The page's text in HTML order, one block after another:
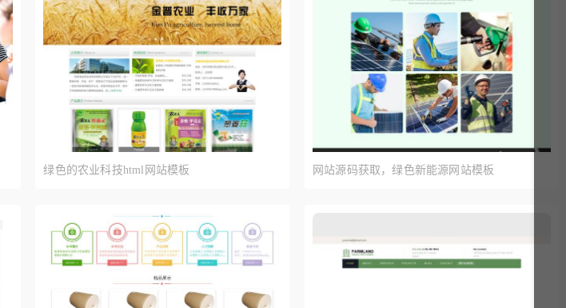
绿色的农业科技html网站模板 网站源码获取，绿色新能源网站模板